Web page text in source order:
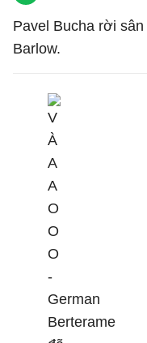
Pavel Bucha rời
Barlow.